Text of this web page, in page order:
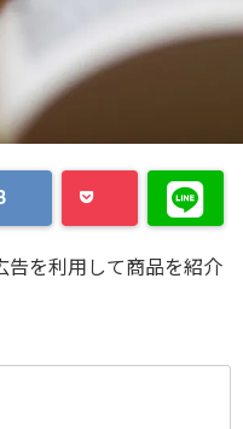
を利用して商品を紹介